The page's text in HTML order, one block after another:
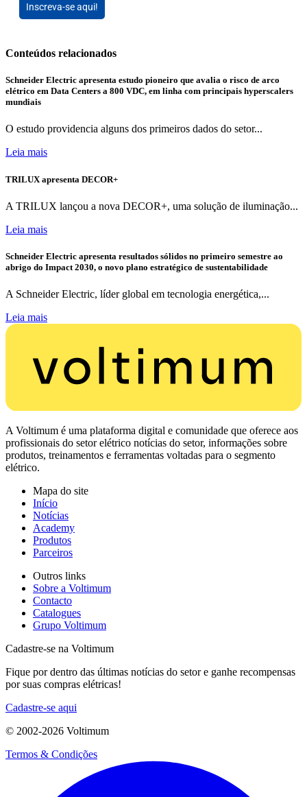
Inscreva-se aqui!
Conteúdos relacionados
Schneider Electric apresenta estudo pioneiro que avalia o risco de arco
elétrico em Data Centers a 800 VDC, em linha com principais hyperscalers
mundiais
O estudo providencia alguns dos primeiros dados do setor...
Leia mais
TRILUX apresenta DECOR+
A TRILUX lançou a nova DECOR+, uma solução de iluminação...
Leia mais
Schneider Electric apresenta resultados sólidos no primeiro semestre ao
abrigo do Impact 2030, o novo plano estratégico de sustentabilidade
A Schneider Electric, líder global em tecnologia energética,...
Leia mais
A Voltimum é uma plataforma digital e comunidade que oferece aos
profissionais do setor elétrico notícias do setor, informações sobre
produtos, treinamentos e ferramentas voltadas para o segmento
elétrico.
Mapa do site
Início
Notícias
Academy
Produtos
Parceiros
Outros links
Sobre a Voltimum
Contacto
Catalogues
Grupo Voltimum
Cadastre-se na Voltimum
Fique por dentro das últimas notícias do setor e ganhe recompensas
por suas compras elétricas!
Cadastre-se aqui
© 2002-2026 Voltimum
Termos & Condições